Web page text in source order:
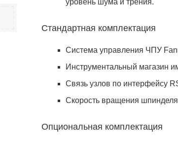
Стандартная комплектация
Система управления ЧПУ
Инструментальный магазин
Связь узлов по интерфейсу
Скорость вращения
Опциональная комплектация